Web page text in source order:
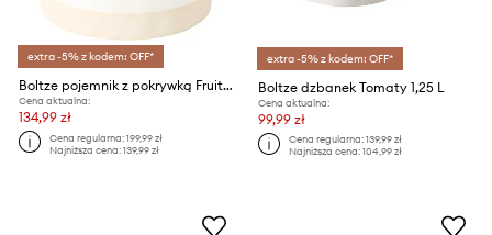
extra -5% z kodem: OFF*
Boltze pojemnik z pokrywką Fruits
Cena aktualna:
134,99 zł
Cena regularna:199,99 zł
Najniższa cena:139,99 zł
extra -5% z kodem: OFF*
Boltze dzbanek Tomaty 1,25 L
Cena aktualna:
99,99 zł
Cena regularna:139,99 zł
Najniższa cena:104,99 zł